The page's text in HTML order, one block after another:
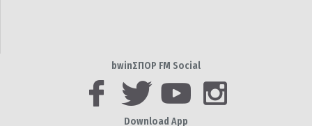
bwinΣΠΟΡ FM Social
Download App